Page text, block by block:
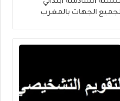
لجميع الجهات بالمغرب